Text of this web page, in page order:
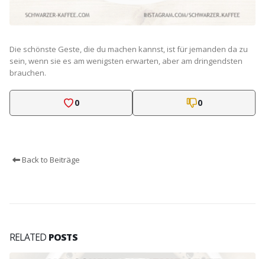
Die schönste Geste, die du machen kannst, ist für jemanden da zu
sein, wenn sie es am wenigsten erwarten, aber am dringendsten
brauchen.
0 0
Back to Beiträge
RELATED POSTS